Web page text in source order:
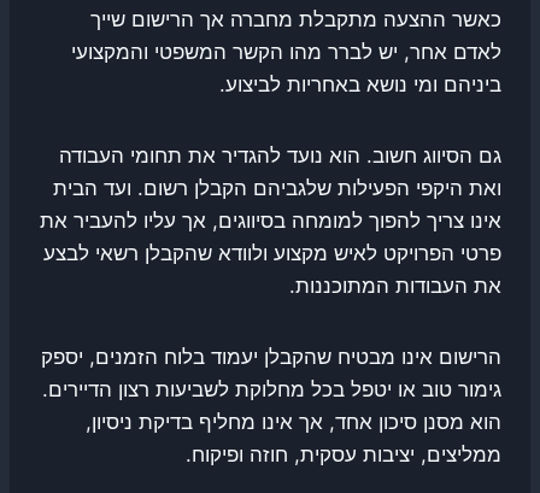
כאשר ההצעה מתקבלת מחברה אך הרישום שייך
לאדם אחר, יש לברר מהו הקשר המשפטי והמקצועי
ביניהם ומי נושא באחריות לביצוע.
גם הסיווג חשוב. הוא נועד להגדיר את תחומי העבודה
ואת היקפי הפעילות שלגביהם הקבלן רשום. ועד הבית
אינו צריך להפוך למומחה בסיווגים, אך עליו להעביר את
פרטי הפרויקט לאיש מקצוע ולוודא שהקבלן רשאי לבצע
את העבודות המתוכננות.
הרישום אינו מבטיח שהקבלן יעמוד בלוח הזמנים, יספק
גימור טוב או יטפל בכל מחלוקת לשביעות רצון הדיירים.
הוא מסנן סיכון אחד, אך אינו מחליף בדיקת ניסיון,
ממליצים, יציבות עסקית, חוזה ופיקוח.